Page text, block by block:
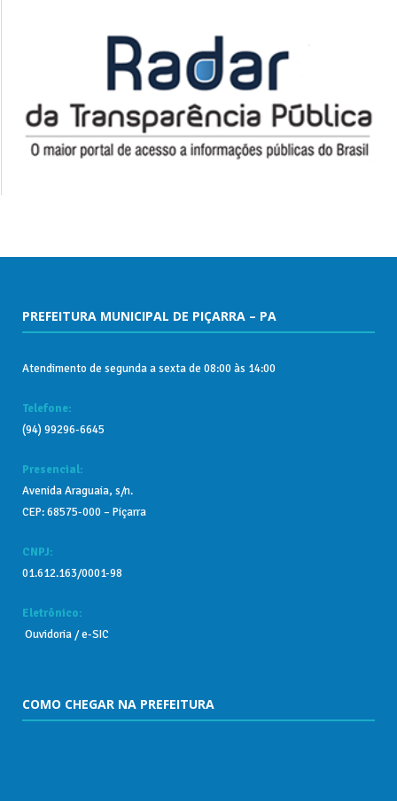
PREFEITURA MUNICIPAL DE PIÇARRA – PA
Atendimento de segunda a sexta de 08:00 às 14:00
Telefone:
(94) 99296-6645
Presencial:
Avenida Araguaia, s/n.
CEP: 68575-000 – Piçarra
CNPJ:
01.612.163/0001-98
Eletrônico:
Ouvidoria /e-SIC
COMO CHEGAR NA PREFEITURA